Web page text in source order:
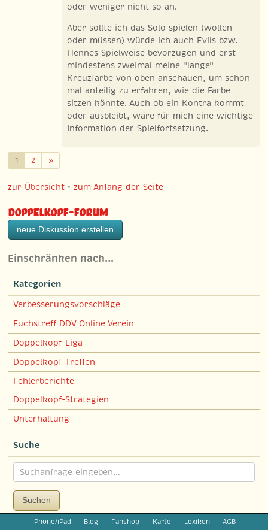
oder weniger nicht so an.
Aber sollte ich das Solo spielen (wollen
oder müssen) würde ich auch Evils bzw.
Hennes Spielweise bevorzugen und erst
mindestens zweimal meine "lange"
Kreuzfarbe von oben anschauen, um schon
mal anteilig zu erfahren, wie die Farbe
sitzen könnte. Auch ob ein Kontra kommt
oder ausbleibt, wäre für mich eine wichtige
Information der Spielfortsetzung.
1 2 »Weiter
zur Übersicht •zum Anfang der Seite
Doppelkopf-Forum
neue Diskussion erstellen
Einschränken nach…
Kategorien
Verbesserungsvorschläge
Fuchstreff DDV Online Verein
Doppelkopf-Liga
Doppelkopf-Treffen
Fehlerberichte
Doppelkopf-Strategien
Unterhaltung
Suche
Suchen
iPhone/iPad Blog Fanshop Karte Lexikon AGB